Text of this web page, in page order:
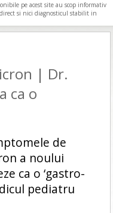
pe acest site au scop informativ
si nici diagnosticul stabilit in
| Dr.
ca o
de
a noului
ca o ‘gastro-
pediatru